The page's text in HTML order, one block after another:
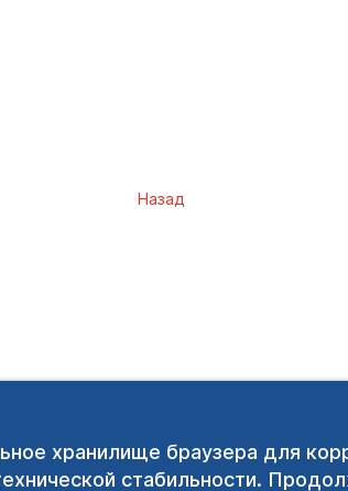
хранилище браузера для
стабильности.
Назад